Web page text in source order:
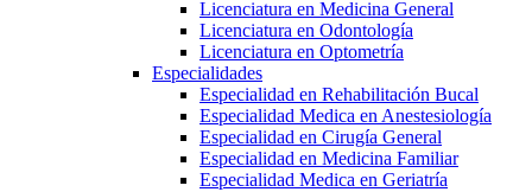
Licenciatura en Medicina General
Licenciatura en Odontología
Licenciatura en Optometría
Especialidades
Especialidad en Rehabilitación Bucal
Especialidad Medica en Anestesiología
Especialidad en Cirugía General
Especialidad en Medicina Familiar
Especialidad Medica en Geriatría